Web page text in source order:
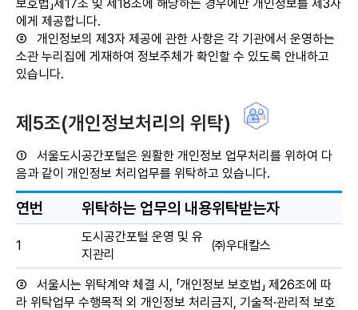
보호법」제17조 및 제18조에 해당하는 경우에만 개인정보를 제3자
에게 제공합니다.
② 개인정보의 제3자 제공에 관한 사항은 각 기관에서 운영하는
소관 누리집에 게재하여 정보주체가 확인할 수 있도록 안내하고
있습니다.
제5조(개인정보처리의 위탁)
① 서울도시공간포털은 원활한 개인정보 업무처리를 위하여 다
음과 같이 개인정보 처리업무를 위탁하고 있습니다.
연번 위탁하는 업무의 내용위탁받는자
1
도시공간포털 운영 및 유
지관리
㈜우대칼스
② 서울시는 위탁계약 체결 시, 「개인정보 보호법」 제26조에 따
라 위탁업무 수행목적 외 개인정보 처리금지, 기술적·관리적 보호